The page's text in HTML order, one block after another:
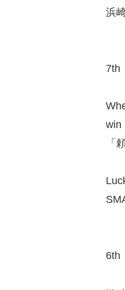
浜
win
「